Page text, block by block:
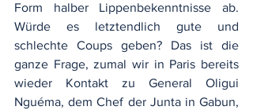
Form halber Lippenbekenntnisse ab.
Würde es letztendlich gute und
schlechte Coups geben? Das ist die
ganze Frage, zumal wir in Paris bereits
wieder Kontakt zu General Oligui
Nguéma, dem Chef der Junta in Gabun,